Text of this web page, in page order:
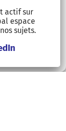
réservés |
actif sur
espace
sujets.